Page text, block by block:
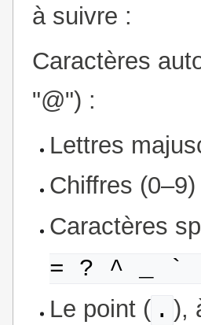
à suivre :
Caractères
"@") :
Lettres
Chiffres (0–9)
Caractères
= ? ^ _
Le point ( . ),